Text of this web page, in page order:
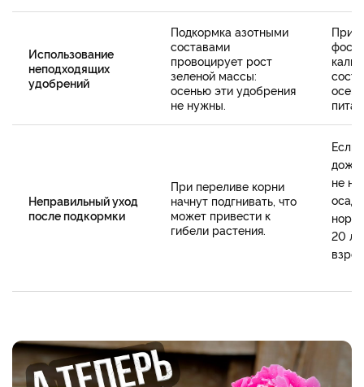
Использование
неподходящих
удобрений
Подкормка азотными
составами
провоцирует рост
зеленой массы:
осенью эти удобрения
не нужны.
Неправильный уход
после подкормки
При переливе корни
начнут подгнивать, что
может привести к
гибели растения.
Если
не
20 л